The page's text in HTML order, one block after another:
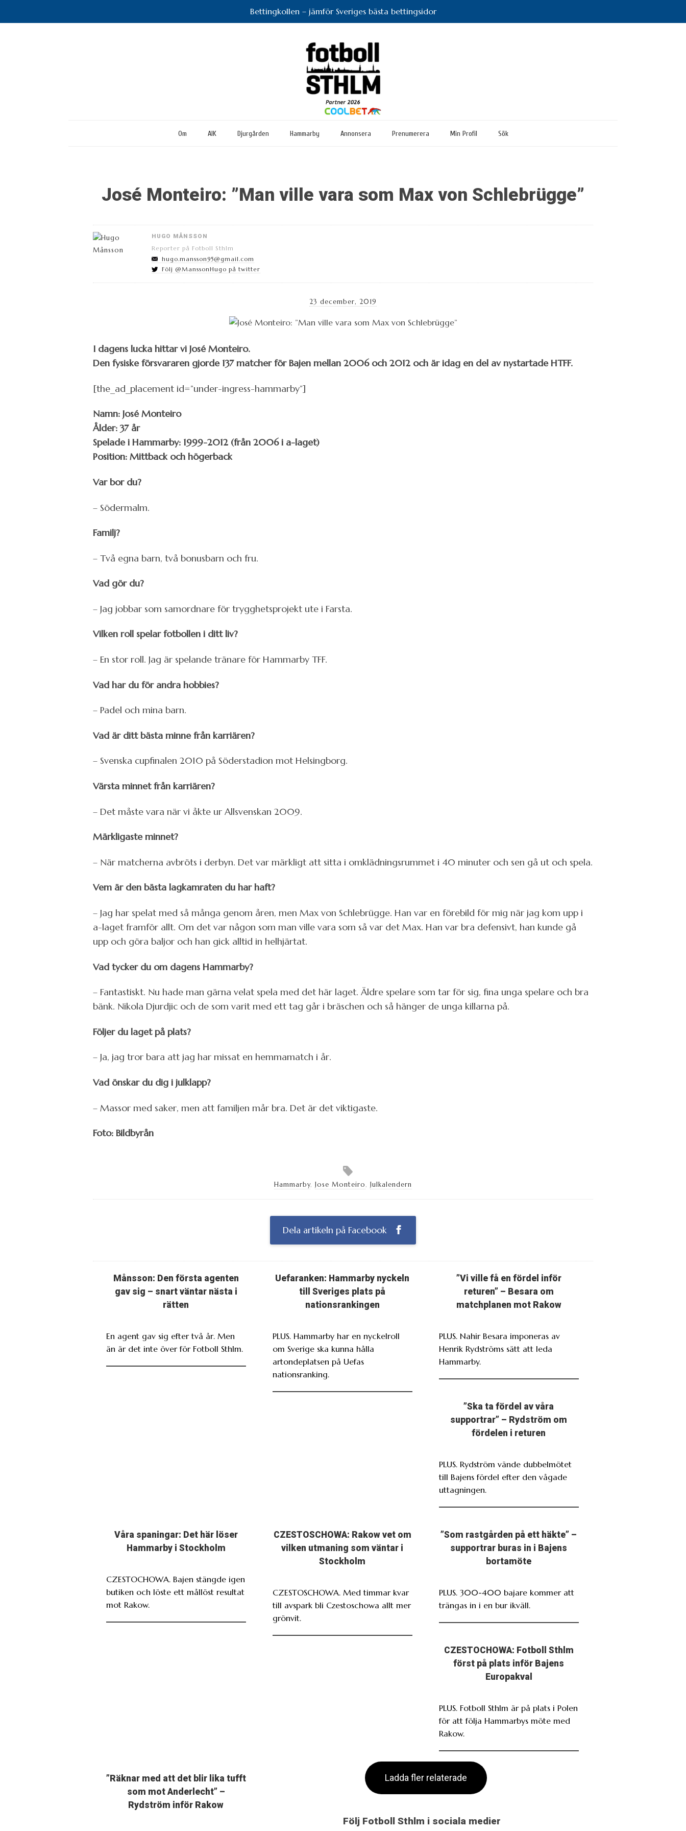
Bettingkollen – jämför Sveriges bästa bettingsidor
Om AIK Djurgården Hammarby Annonsera Prenumerera Min Profil Sök
José Monteiro: ”Man ville vara som Max von Schlebrügge”
HUGO MÅNSSON
Reporter på Fotboll Sthlm
hugo.mansson95@gmail.com
Följ @ManssonHugo på twitter
23 december, 2019
I dagens lucka hittar vi José Monteiro.
Den fysiske försvararen gjorde 137 matcher för Bajen mellan 2006 och 2012 och är idag en del av nystartade HTFF.
[the_ad_placement id=”under-ingress-hammarby”]
Namn: José Monteiro
Ålder: 37 år
Spelade i Hammarby: 1999-2012 (från 2006 i a-laget)
Position: Mittback och högerback
Var bor du?
– Södermalm.
Familj?
– Två egna barn, två bonusbarn och fru.
Vad gör du?
– Jag jobbar som samordnare för trygghetsprojekt ute i Farsta.
Vilken roll spelar fotbollen i ditt liv?
– En stor roll. Jag är spelande tränare för Hammarby TFF.
Vad har du för andra hobbies?
– Padel och mina barn.
Vad är ditt bästa minne från karriären?
– Svenska cupfinalen 2010 på Söderstadion mot Helsingborg.
Värsta minnet från karriären?
– Det måste vara när vi åkte ur Allsvenskan 2009.
Märkligaste minnet?
– När matcherna avbröts i derbyn. Det var märkligt att sitta i omklädningsrummet i 40 minuter och sen gå ut och spela.
Vem är den bästa lagkamraten du har haft?
– Jag har spelat med så många genom åren, men Max von Schlebrügge. Han var en förebild för mig när jag kom upp i
a-laget framför allt. Om det var någon som man ville vara som så var det Max. Han var bra defensivt, han kunde gå
upp och göra baljor och han gick alltid in helhjärtat.
Vad tycker du om dagens Hammarby?
– Fantastiskt. Nu hade man gärna velat spela med det här laget. Äldre spelare som tar för sig, fina unga spelare och bra
bänk. Nikola Djurdjic och de som varit med ett tag går i bräschen och så hänger de unga killarna på.
Följer du laget på plats?
– Ja, jag tror bara att jag har missat en hemmamatch i år.
Vad önskar du dig i julklapp?
– Massor med saker, men att familjen mår bra. Det är det viktigaste.
Foto: Bildbyrån
Hammarby, Jose Monteiro, Julkalendern
Dela artikeln på Facebook
Månsson: Den första agenten
gav sig – snart väntar nästa i
rätten
En agent gav sig efter två år. Men
än är det inte över för Fotboll Sthlm.
Uefaranken: Hammarby nyckeln
till Sveriges plats på
nationsrankingen
PLUS. Hammarby har en nyckelroll
om Sverige ska kunna hålla
artondeplatsen på Uefas
nationsranking.
”Vi ville få en fördel inför
returen” – Besara om
matchplanen mot Rakow
PLUS. Nahir Besara imponeras av
Henrik Rydströms sätt att leda
Hammarby.
”Ska ta fördel av våra
supportrar” – Rydström om
fördelen i returen
PLUS. Rydström vände dubbelmötet
till Bajens fördel efter den vågade
uttagningen.
Våra spaningar: Det här löser
Hammarby i Stockholm
CZESTOCHOWA. Bajen stängde igen
butiken och löste ett mållöst resultat
mot Rakow.
CZESTOSCHOWA: Rakow vet om
vilken utmaning som väntar i
Stockholm
CZESTOSCHOWA. Med timmar kvar
till avspark bli Czestoschowa allt mer
grönvit.
”Som rastgården på ett häkte” –
supportrar buras in i Bajens
bortamöte
PLUS. 300-400 bajare kommer att
trängas in i en bur ikväll.
CZESTOCHOWA: Fotboll Sthlm
först på plats inför Bajens
Europakval
PLUS. Fotboll Sthlm är på plats i Polen
för att följa Hammarbys möte med
Rakow.
”Räknar med att det blir lika tufft
som mot Anderlecht” –
Rydström inför Rakow
Ladda fler relaterade
Följ Fotboll Sthlm i sociala medier